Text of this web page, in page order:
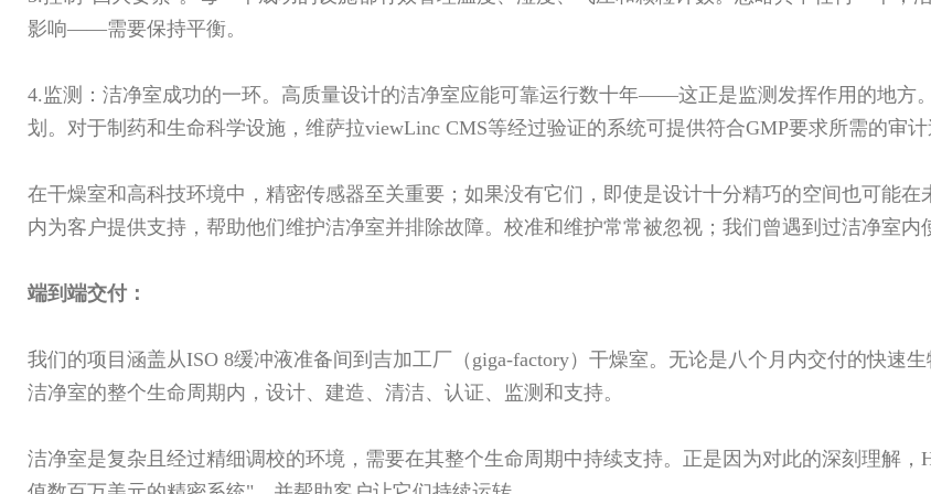
影响——需要保持平衡。
4.监测：洁净室成功的一环。高质量设计的洁净室应能可靠运行数十年——这正是监测发挥作用的地方
划。对于制药和生命科学设施，维萨拉viewLinc CMS等经过验证的系统可提供符合GMP要求所需的审计
在干燥室和高科技环境中，精密传感器至关重要；如果没有它们，即使是设计十分精巧的空间也可能
内为客户提供支持，帮助他们维护洁净室并排除故障。校准和维护常常被忽视；我们曾遇到过洁净室内
端到端交付：
我们的项目涵盖从ISO 8缓冲液准备间到吉加工厂（giga-factory）干燥室。无论是八个月内交付的快速
洁净室的整个生命周期内，设计、建造、清洁、认证、监测和支持。
洁净室是复杂且经过精细调校的环境，需要在其整个生命周期中持续支持。正是因为对此的深刻理解